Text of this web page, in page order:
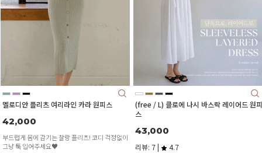
멜로디안 플리츠 여리라인 카라 원피스
42,000
부드럽게 몸에 감기는 찰랑 플리츠! 코디 걱정없이
그냥 툭 입어주세요♥
(free / L) 클로에 나시 바스락 레이어드 원피
스
43,000
리뷰: 7 | 4.7